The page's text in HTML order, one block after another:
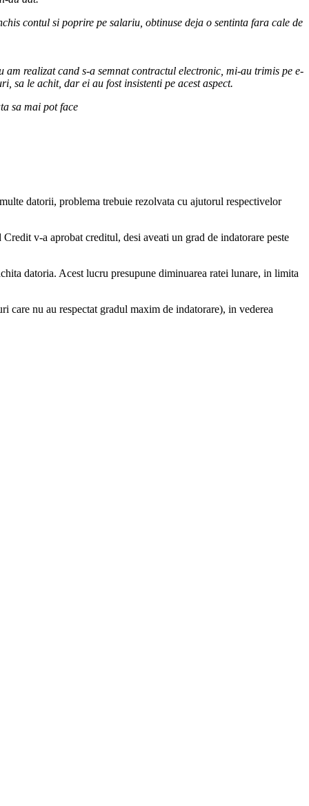
contul si poprire pe salariu, obtinuse deja o sentinta fara cale de
realizat cand s-a semnat contractul electronic, mi-au trimis pe e-
sa le achit, dar ei au fost insistenti pe acest aspect.
sa mai pot face
datorii, problema trebuie rezolvata cu ajutorul respectivelor
v-a aprobat creditul, desi aveati un grad de indatorare peste
datoria. Acest lucru presupune diminuarea ratei lunare, in limita
care nu au respectat gradul maxim de indatorare), in vederea